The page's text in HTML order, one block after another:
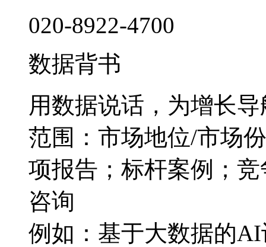
020-8922-4700
数据背书
用数据说话，为增长导
范围：市场地位/市场
项报告；标杆案例；
咨询
例如：基于大数据的